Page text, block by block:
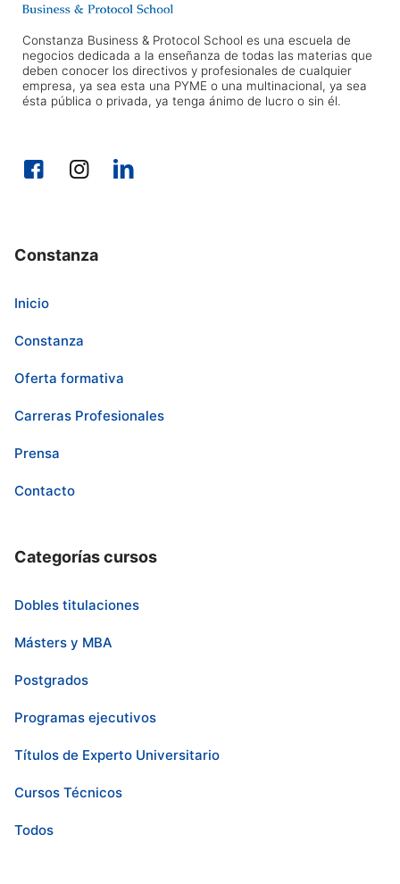
Constanza Business & Protocol School es una escuela de
negocios dedicada a la enseñanza de todas las materias que
deben conocer los directivos y profesionales de cualquier
empresa, ya sea esta una PYME o una multinacional, ya sea
ésta pública o privada, ya tenga ánimo de lucro o sin él.
Constanza
Inicio
Constanza
Oferta formativa
Carreras Profesionales
Prensa
Contacto
Categorías cursos
Dobles titulaciones
Másters y MBA
Postgrados
Programas ejecutivos
Títulos de Experto Universitario
Cursos Técnicos
Todos